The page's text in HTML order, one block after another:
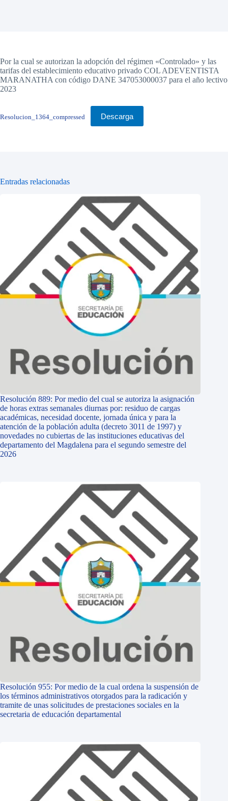
Por la cual se autorizan la adopción del régimen «Controlado» y las
tarifas del establecimiento educativo privado COL ADEVENTISTA
MARANATHA con código DANE 347053000037 para el año lectivo
2023
Resolucion_1364_compressed Descarga
Entradas relacionadas
Resolución 889: Por medio del cual se autoriza la asignación
de horas extras semanales diurnas por: residuo de cargas
académicas, necesidad docente, jornada única y para la
atención de la población adulta (decreto 3011 de 1997) y
novedades no cubiertas de las instituciones educativas del
departamento del Magdalena para el segundo semestre del
2026
Resolución 955: Por medio de la cual ordena la suspensión de
los términos administrativos otorgados para la radicación y
tramite de unas solicitudes de prestaciones sociales en la
secretaria de educación departamental